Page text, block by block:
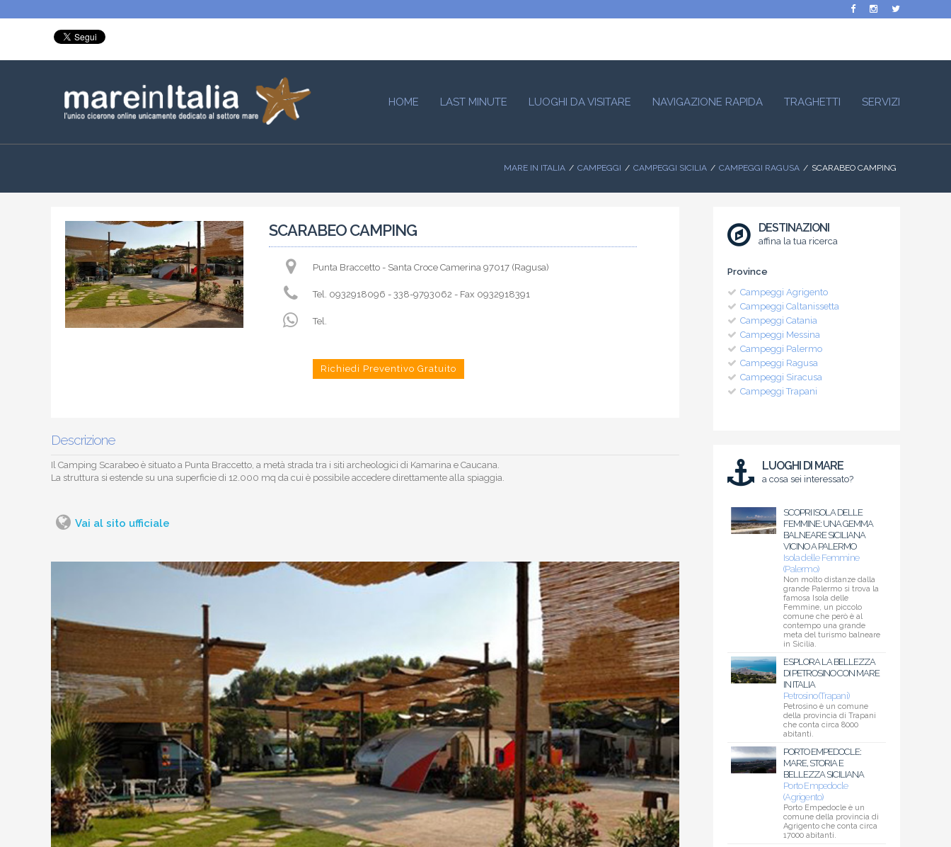
HOME LAST MINUTE LUOGHI DA VISITARE NAVIGAZIONE RAPIDA TRAGHETTI SERVIZI
MARE IN ITALIA CAMPEGGI CAMPEGGI SICILIA CAMPEGGI RAGUSA SCARABEO CAMPING
SCARABEO CAMPING
Punta Braccetto - Santa Croce Camerina 97017 (Ragusa)
Tel. 0932918096 - 338-9793062 - Fax 0932918391
Tel.
Richiedi Preventivo Gratuito
Descrizione
Il Camping Scarabeo è situato a Punta Braccetto, a metà strada tra i siti archeologici di Kamarina e Caucana.
La struttura si estende su una superficie di 12.000 mq da cui è possibile accedere direttamente alla spiaggia.
Vai al sito ufficiale
DESTINAZIONI
affina la tua ricerca
Province
Campeggi Agrigento
Campeggi Caltanissetta
Campeggi Catania
Campeggi Messina
Campeggi Palermo
Campeggi Ragusa
Campeggi Siracusa
Campeggi Trapani
LUOGHI DI MARE
a cosa sei interessato?
SCOPRI ISOLA DELLE
FEMMINE: UNA GEMMA
BALNEARE SICILIANA
VICINO A PALERMO
Isola delle Femmine
(Palermo)
Non molto distanze dalla
grande Palermo si trova la
famosa Isola delle
Femmine, un piccolo
comune che però è al
contempo una grande
meta del turismo balneare
in Sicilia.
ESPLORA LA BELLEZZA
DI PETROSINO CON MARE
IN ITALIA
Petrosino (Trapani)
Petrosino è un comune
della provincia di Trapani
che conta circa 8000
abitanti.
PORTO EMPEDOCLE:
MARE, STORIA E
BELLEZZA SICILIANA
Porto Empedocle
(Agrigento)
Porto Empedocle è un
comune della provincia di
Agrigento che conta circa
17000 abitanti.